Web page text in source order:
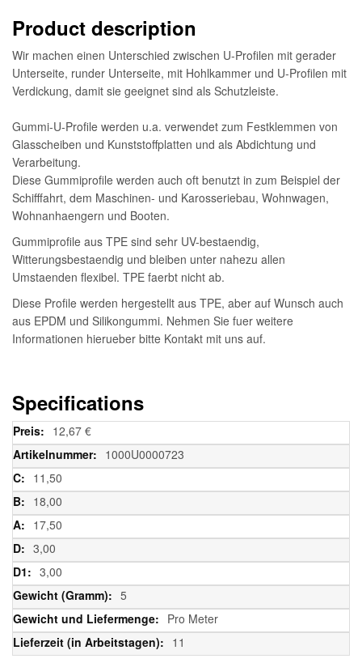
Product description
Wir machen einen Unterschied zwischen U-Profilen mit gerader
Unterseite, runder Unterseite, mit Hohlkammer und U-Profilen mit
Verdickung, damit sie geeignet sind als Schutzleiste.
Gummi-U-Profile werden u.a. verwendet zum Festklemmen von
Glasscheiben und Kunststoffplatten und als Abdichtung und
Verarbeitung.
Diese Gummiprofile werden auch oft benutzt in zum Beispiel der
Schifffahrt, dem Maschinen- und Karosseriebau, Wohnwagen,
Wohnanhaengern und Booten.
Gummiprofile aus TPE sind sehr UV-bestaendig,
Witterungsbestaendig und bleiben unter nahezu allen
Umstaenden flexibel. TPE faerbt nicht ab.
Diese Profile werden hergestellt aus TPE, aber auf Wunsch auch
aus EPDM und Silikongummi. Nehmen Sie fuer weitere
Informationen hierueber bitte Kontakt mit uns auf.
Specifications
Weitere
Informationen
12,67 €
1000U0000723
11,50
18,00
17,50
3,00
3,00
5
Pro Meter
11